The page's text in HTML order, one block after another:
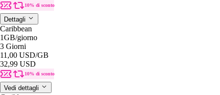
10% di sconto
Dettagli
Caribbean
1GB/giorno
3 Giorni
11,00 USD/GB
32,99 USD
10% di sconto
Vedi dettagli